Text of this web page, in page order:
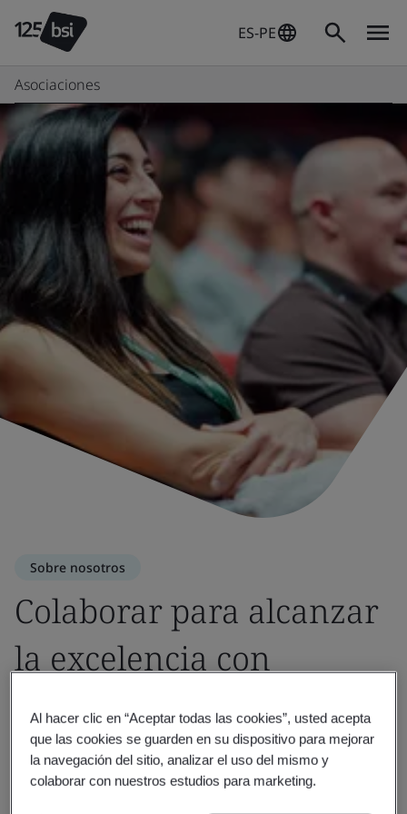
ES-PE
Asociaciones
Sobre nosotros
Colaborar para alcanzar
la excelencia con
organismos de
estandarización y
asociaciones industriales
Al hacer clic en “Aceptar todas las cookies”, usted acepta
que las cookies se guarden en su dispositivo para mejorar
la navegación del sitio, analizar el uso del mismo y
colaborar con nuestros estudios para marketing.